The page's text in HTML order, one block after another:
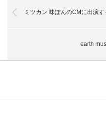
ミツカン 味ぽんのCMに出演
earth